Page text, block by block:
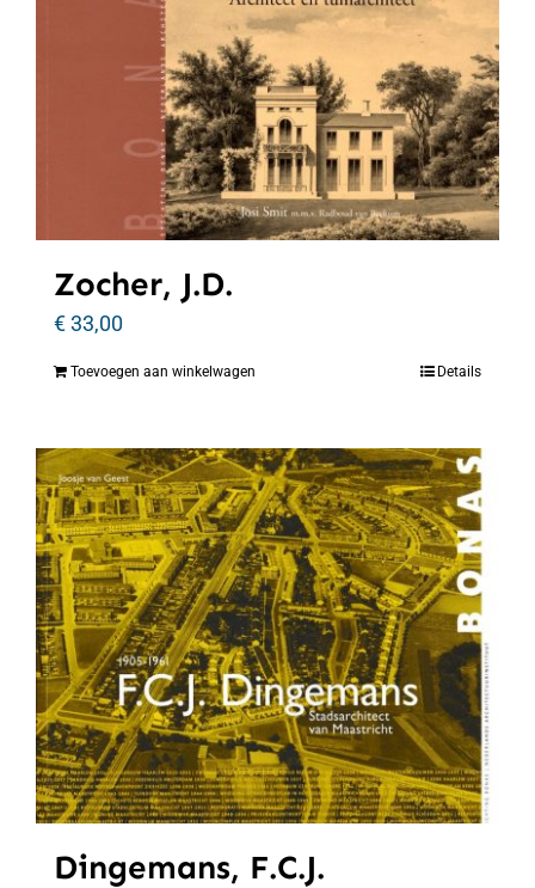
Zocher, J.D.
€33,00
Toevoegen aan winkelwagen Details
Dingemans, F.C.J.